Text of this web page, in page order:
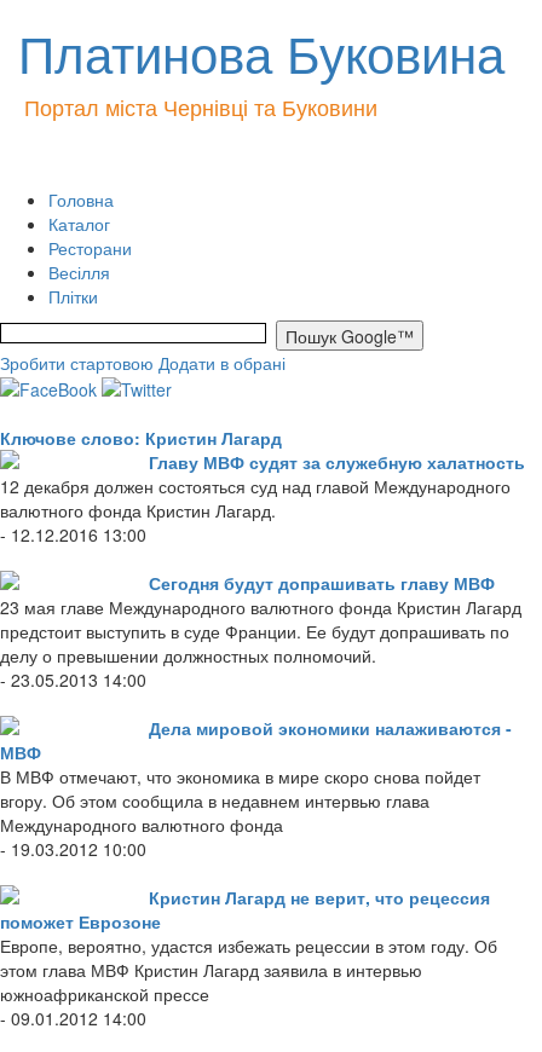
Платинова Буковина
Портал міста Чернівці та Буковини
Головна
Каталог
Ресторани
Весілля
Плітки
Зробити стартовою Додати в обрані
Ключове слово: Кристин Лагард
Главу МВФ судят за служебную халатность
12 декабря должен состояться суд над главой Международного
валютного фонда Кристин Лагард.
- 12.12.2016 13:00
Сегодня будут допрашивать главу МВФ
23 мая главе Международного валютного фонда Кристин Лагард
предстоит выступить в суде Франции. Ее будут допрашивать по
делу о превышении должностных полномочий.
- 23.05.2013 14:00
Дела мировой экономики налаживаются -
МВФ
В МВФ отмечают, что экономика в мире скоро снова пойдет
вгору. Об этом сообщила в недавнем интервью глава
Международного валютного фонда
- 19.03.2012 10:00
Кристин Лагард не верит, что рецессия
поможет Еврозоне
Европе, вероятно, удастся избежать рецессии в этом году. Об
этом глава МВФ Кристин Лагард заявила в интервью
южноафриканской прессе
- 09.01.2012 14:00